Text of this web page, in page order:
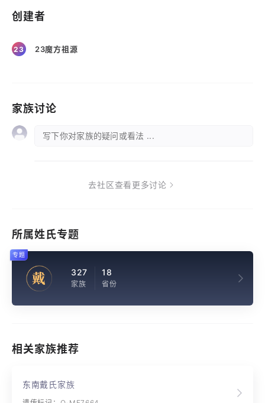
创建者
23 23魔方祖源
家族讨论
写下你对家族的疑问或看法 ...
去社区查看更多讨论
所属姓氏专题
戴 327
家族
18
省份
专题
相关家族推荐
东南戴氏家族